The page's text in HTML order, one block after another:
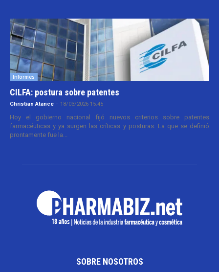
Informes
CILFA: postura sobre patentes
Christian Atance - 18/03/2026 15:45
Hoy el gobierno nacional fijó nuevos criterios sobre patentes
farmacéuticas y ya surgen las críticas y posturas. La que se definió
prontamente fue la...
SOBRE NOSOTROS